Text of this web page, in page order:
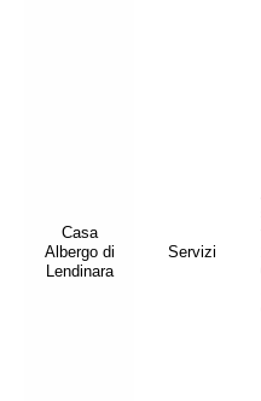
Casa
Albergo di
Lendinara
Servizi